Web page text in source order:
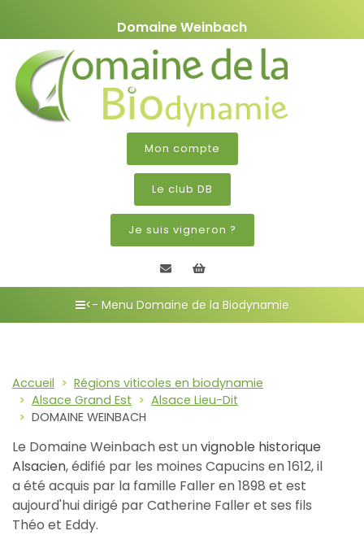
Domaine Weinbach
Mon compte
Le club DB
Je suis vigneron ?
Contactez nous
<- Menu Domaine de la Biodynamie
Accueil
Régions viticoles en biodynamie
Alsace Grand Est
Alsace Lieu-Dit
DOMAINE WEINBACH
Le Domaine Weinbach est unvignoble historique
Alsacien, édifié par les moines Capucins en 1612, il
a été acquis par la famille Faller en 1898 et est
aujourd'hui dirigé par Catherine Faller et ses fils
Théo et Eddy.